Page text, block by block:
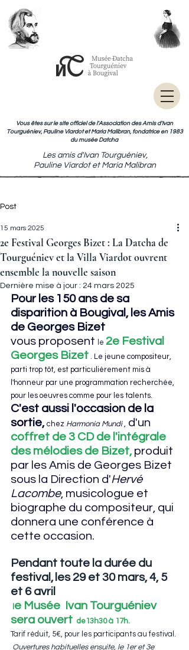
Vous êtes sur le site officiel de l'Association des Amis d'Ivan
Tourguéniev, Pauline Viardot et Maria Malibran, fondatrice en 1983
du musée Datcha
Les amis d'Ivan Tourguéniev,
Pauline Viardot et Maria Malibran
Post
2e Festival Georges Bizet : La Datcha de
Tourguéniev et la Villa Viardot ouvrent
ensemble la nouvelle saison
15 mars 2025
Dernière mise à jour : 24 mars 2025
Pour les 150 ans de sa
disparition à Bougival, les Amis
de Georges Bizet
vous proposent
le 2e Festival
Georges Bizet . Le jeune compositeur,
parti trop tôt, est particulièrement mis à
l'honneur par une programmation recherchée,
pour les oeuvres comme pour les talents.
C'est aussi l'occasion de la
sortie, chez Harmonia Mundi , d'un
coffret de 3 CD de l'intégrale
des mélodies de Bizet, produit
par les Amis de Georges Bizet
sous la Direction d'Hervé
Lacombe, musicologue et
biographe du compositeur, qui
donnera une conférence à
cette occasion.
Pendant toute la durée du
festival, les 29 et 30 mars, 4, 5
et 6 avril
e Musée  Ivan Tourguéniev
sera ouvert de13h30 à 17h.
Tarif réduit, 5€, pour les participants au festival.
Ouvertures habituelles ensuite, le 1er et 3e